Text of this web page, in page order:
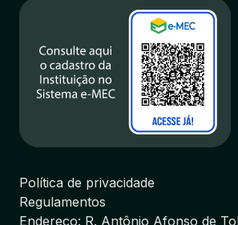
Política de privacidade
Regulamentos
Endereço: R. Antônio Afonso de